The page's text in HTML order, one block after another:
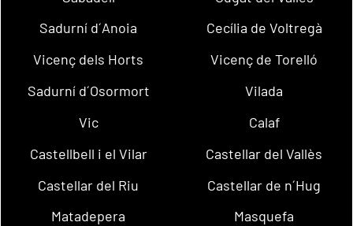
Sadurní d´Anoia
Cecília de Voltregà
Vicenç dels Horts
Vicenç de Torelló
Sadurní d´Osormort
Vilada
Vic
Calaf
Castellbell i el Vilar
Castellar del Vallès
Castellar del Riu
Castellar de n´Hug
Matadepera
Masquefa